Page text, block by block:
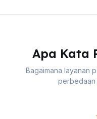
Apa Kata
Bagaimana layanan
perbedaan